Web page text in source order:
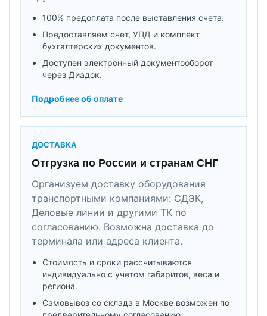
100% предоплата после выставления счета.
Предоставляем счет, УПД и комплект
бухгалтерских документов.
Доступен электронный документооборот
через Диадок.
Подробнее об оплате
ДОСТАВКА
Отгрузка по России и странам СНГ
Организуем доставку оборудования
транспортными компаниями: СДЭК,
Деловые линии и другими ТК по
согласованию. Возможна доставка до
терминала или адреса клиента.
Стоимость и сроки рассчитываются
индивидуально с учетом габаритов, веса и
региона.
Самовывоз со склада в Москве возможен по